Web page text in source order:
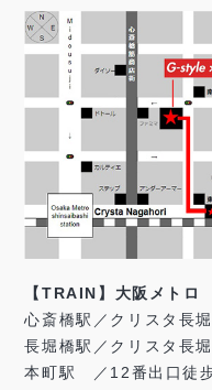
【TRAIN】大阪メトロ
心斎橋駅／クリスタ長
長堀橋駅／クリスタ長
本町駅 ／12番出口徒